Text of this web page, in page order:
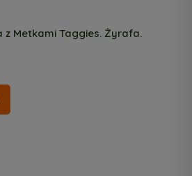
z Metkami Taggies. Żyrafa.